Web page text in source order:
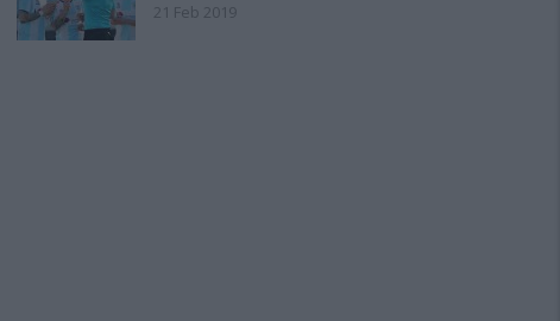
21 Feb 2019